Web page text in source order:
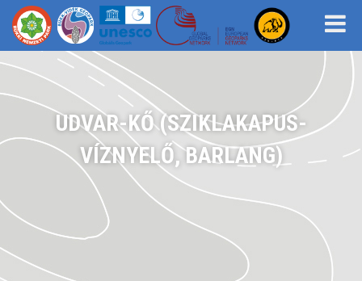
UDVAR-KŐ (SZIKLAKAPUS-
VÍZNYELŐ, BARLANG)